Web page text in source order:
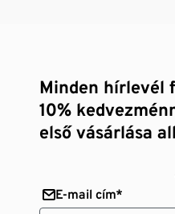
Minden hírlevél
10%
első vásárlása
E-mail cím*